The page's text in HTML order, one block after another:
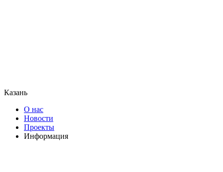
Казань
О нас
Новости
Проекты
Информация